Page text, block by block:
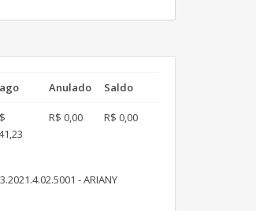
Anulado Saldo
R$ 0,00 R$ 0,00
- ARIANY